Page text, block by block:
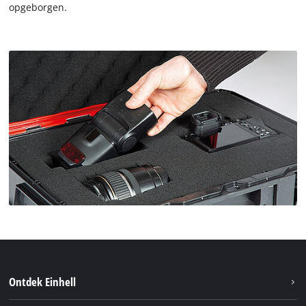
opgeborgen.
Ontdek Einhell